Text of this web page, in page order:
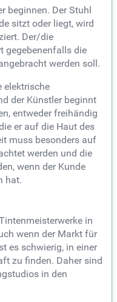
beginnen. Der Stuhl
sitzt oder liegt, wird
Der/die
gegebenenfalls die
werden soll.
elektrische
der Künstler beginnt
entweder freihändig
er auf die Haut des
muss besonders auf
werden und die
wenn der Kunde
hat.
in
wenn der Markt für
es schwierig, in einer
zu finden. Daher sind
in den